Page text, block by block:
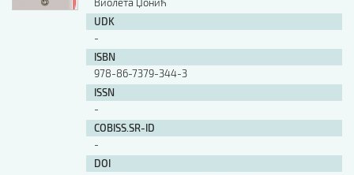
УПУТСТВА
Правилник о издавачкој делатности
Упутство ауторима
Упутство уредницима
Изјава о ауторству
Изјава о лектури
Изјава о коришћењу ауторског дела
Упутство за бирање лиценце
Уговор са аутором
UDK
-
ISBN
978-86-7379-344-3
ISSN
-
COBISS.SR-ID
-
DOI